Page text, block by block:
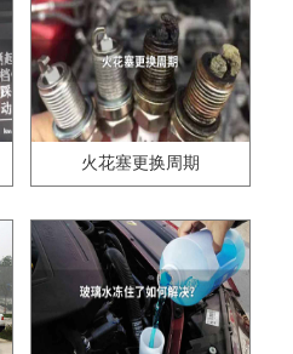
火花塞更换周期